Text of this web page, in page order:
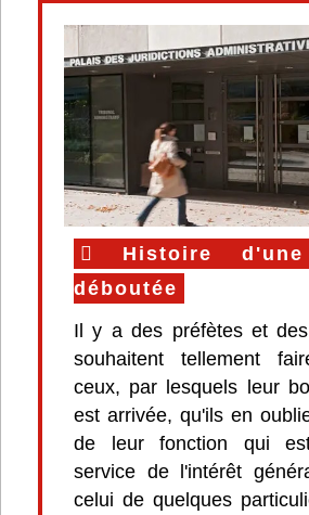
Histoire d'une
déboutée
Il y a des préfètes et
souhaitent tellement
ceux, par lesquels leur
est arrivée, qu'ils en
de leur fonction qui
service de l'intérêt
celui de quelques